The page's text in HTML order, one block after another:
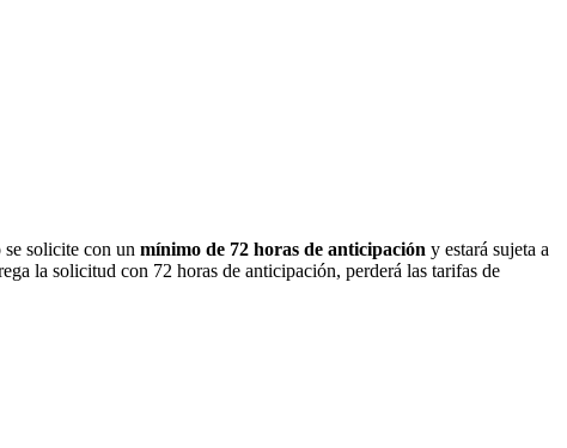
solicite con un mínimo de 72 horas de anticipación y estará sujeta a
la solicitud con 72 horas de anticipación, perderá las tarifas de